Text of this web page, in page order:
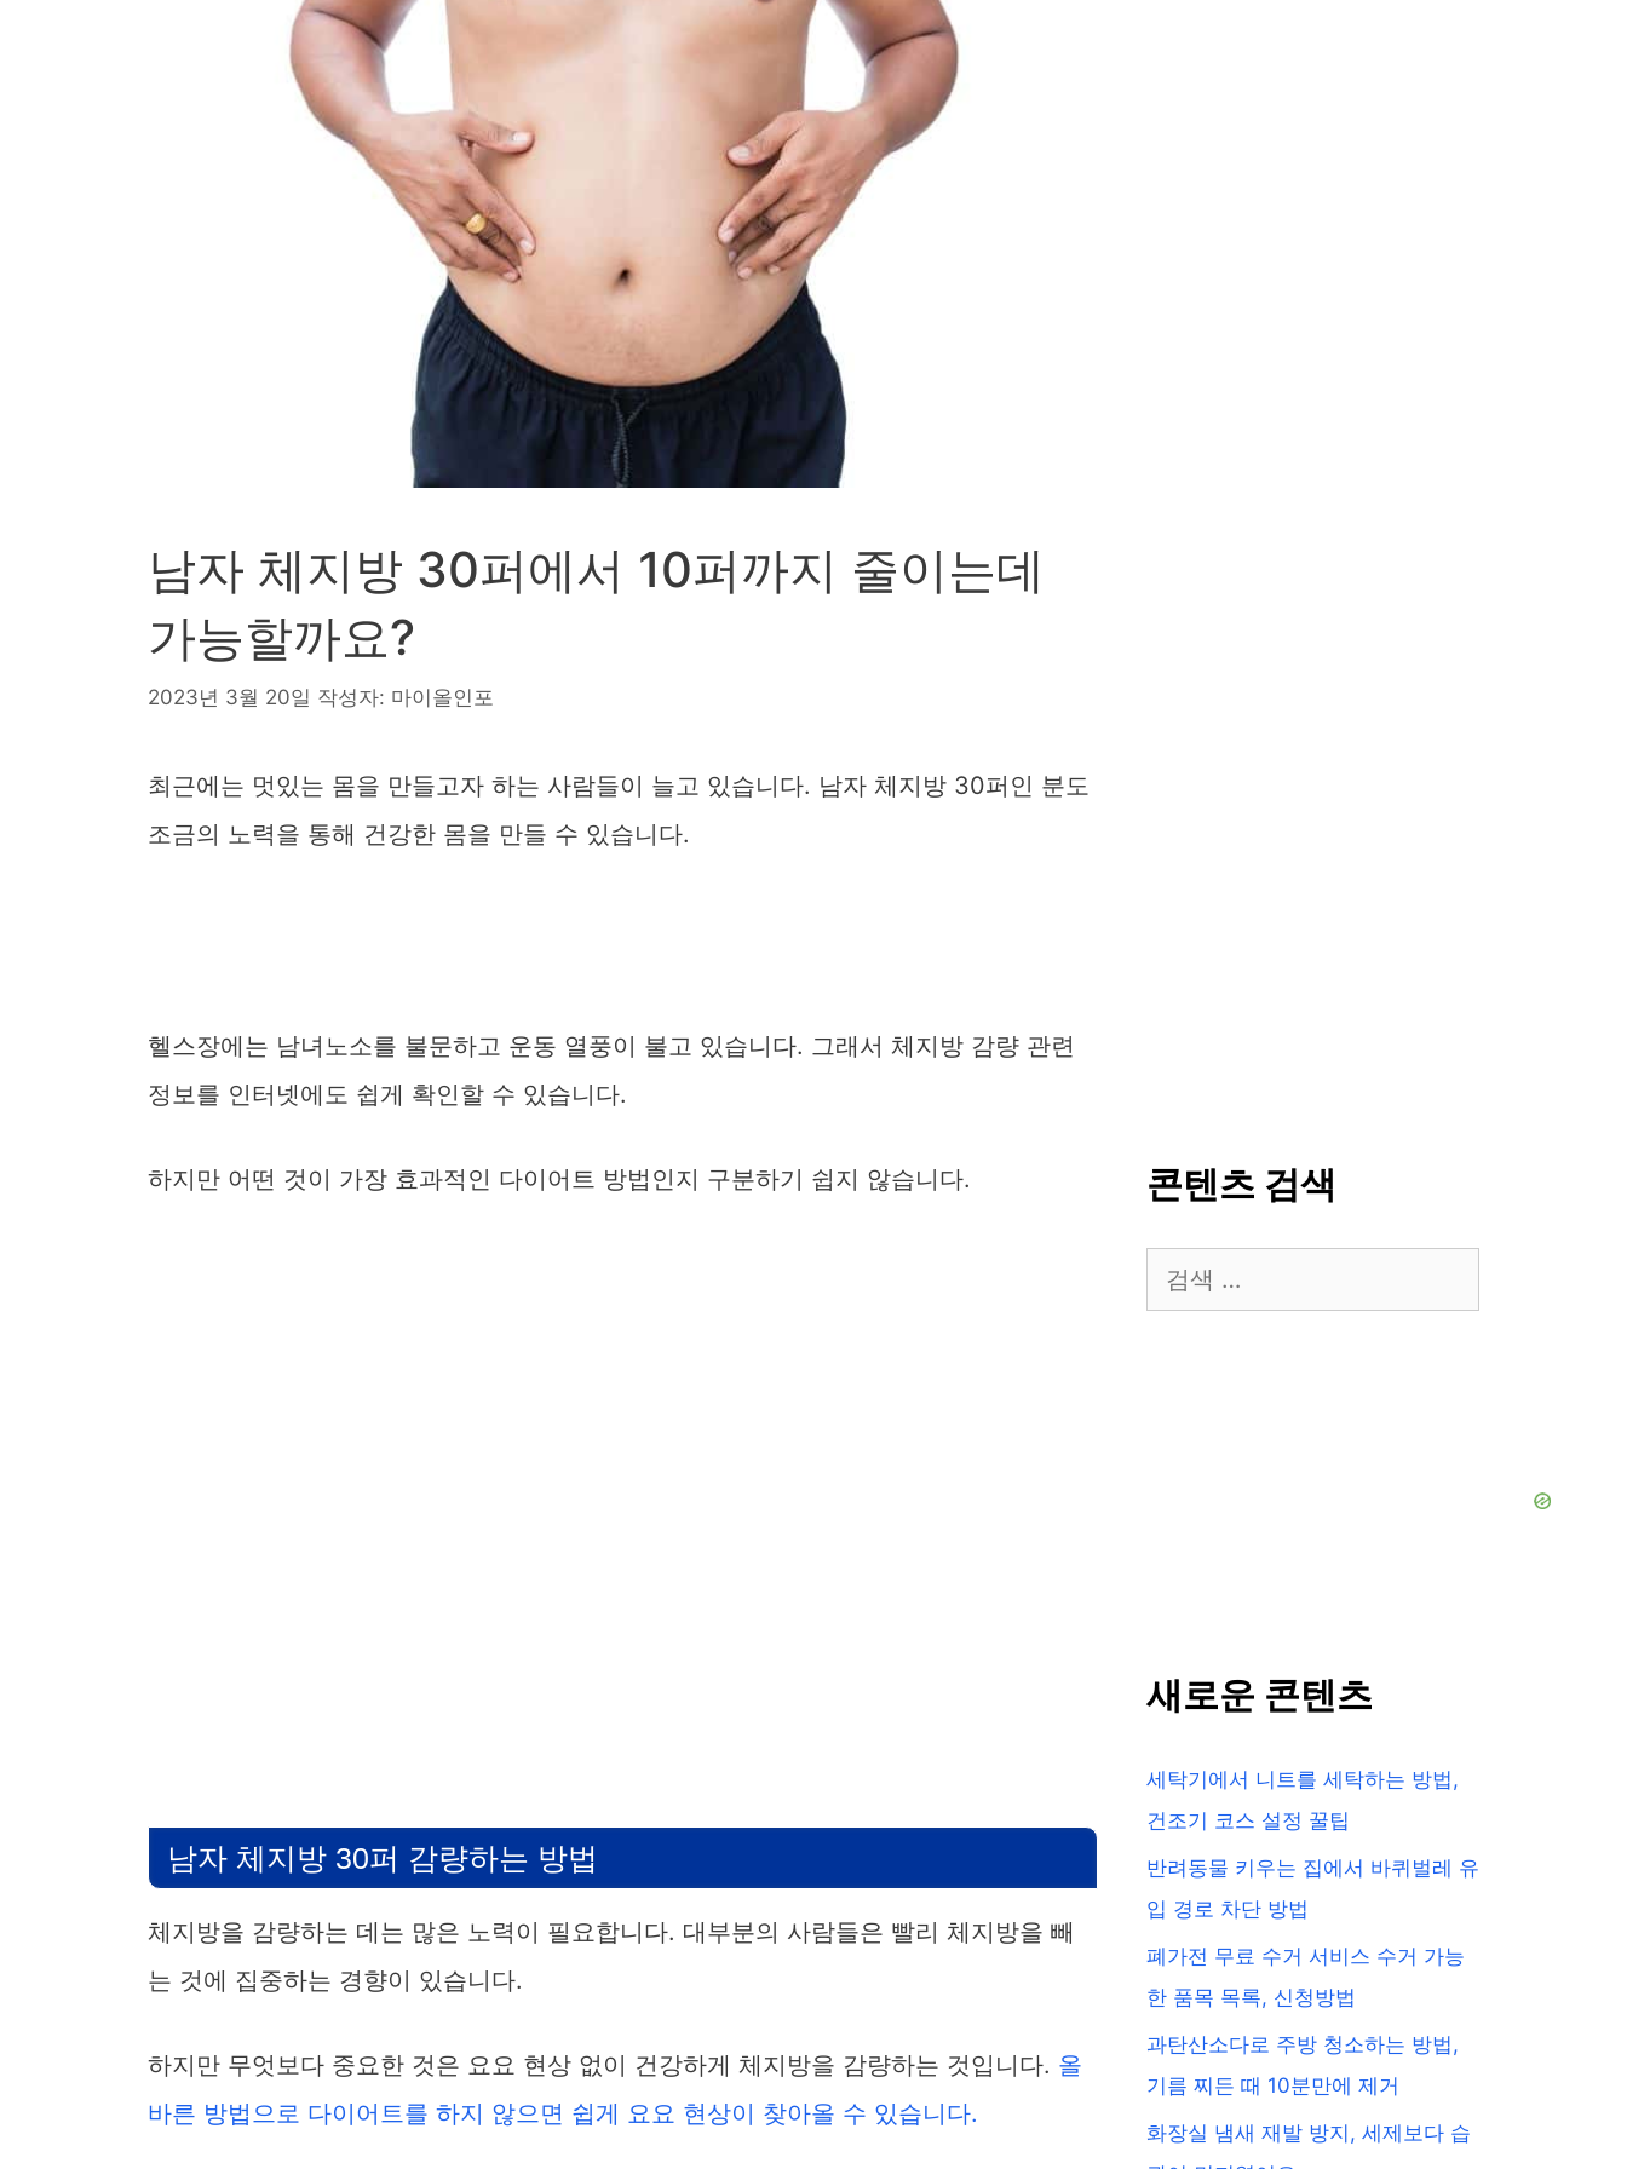
남자 체지방 30퍼에서 10퍼까지 줄이는데
가능할까요?
2023년 3월 20일 작성자: 마이올인포
최근에는 멋있는 몸을 만들고자 하는 사람들이 늘고 있습니다. 남자 체지방 30퍼인 분도
조금의 노력을 통해 건강한 몸을 만들 수 있습니다.
헬스장에는 남녀노소를 불문하고 운동 열풍이 불고 있습니다. 그래서 체지방 감량 관련
정보를 인터넷에도 쉽게 확인할 수 있습니다.
하지만 어떤 것이 가장 효과적인 다이어트 방법인지 구분하기 쉽지 않습니다.
남자 체지방 30퍼 감량하는 방법
체지방을 감량하는 데는 많은 노력이 필요합니다. 대부분의 사람들은 빨리 체지방을 빼
는 것에 집중하는 경향이 있습니다.
하지만 무엇보다 중요한 것은 요요 현상 없이 건강하게 체지방을 감량하는 것입니다. 올
바른 방법으로 다이어트를 하지 않으면 쉽게 요요 현상이 찾아올 수 있습니다.
콘텐츠 검색
색:
새로운 콘텐츠
세탁기에서 니트를 세탁하는 방법,
건조기 코스 설정 꿀팁
반려동물 키우는 집에서 바퀴벌레 유
입 경로 차단 방법
폐가전 무료 수거 서비스 수거 가능
한 품목 목록, 신청방법
과탄산소다로 주방 청소하는 방법,
기름 찌든 때 10분만에 제거
화장실 냄새 재발 방지, 세제보다 습